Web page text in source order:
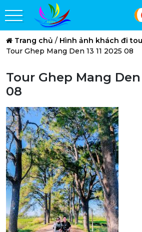
Trang chủ / Hình ảnh khách đi
Tour Ghep Mang Den 13 11 2025 08
Tour Ghep Mang Den
08